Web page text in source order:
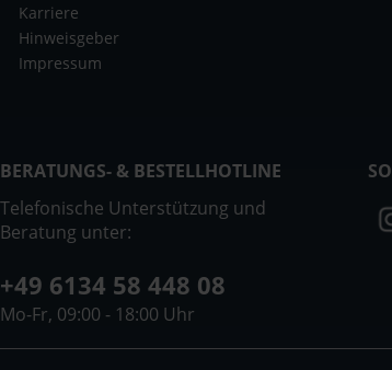
Karriere
Hinweisgeber
Impressum
BERATUNGS- & BESTELLHOTLINE
Telefonische Unterstützung und
Beratung unter:
+49 6134 58 448 08
Mo-Fr, 09:00 - 18:00 Uhr